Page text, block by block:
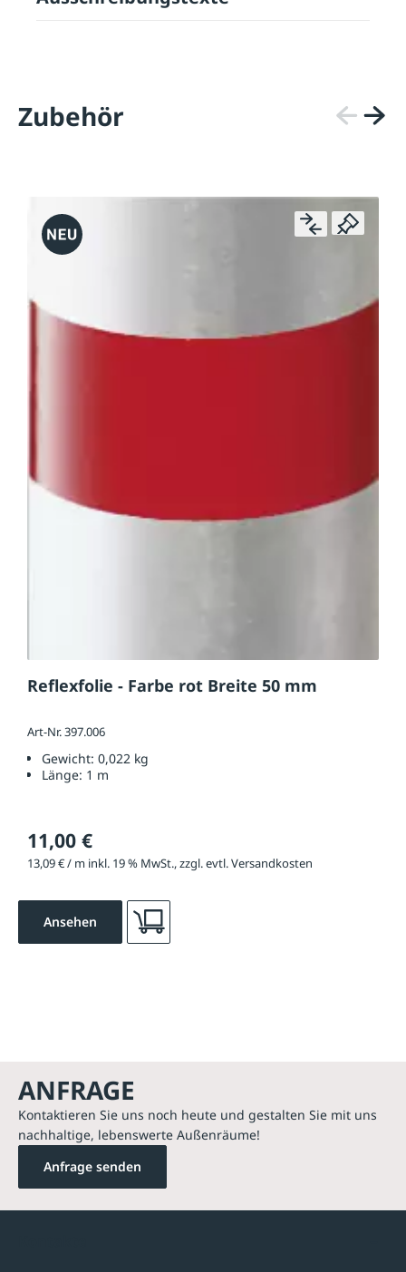
Zubehör
Reflexfolie - Farbe rot Breite 50 mm
Art-Nr. 397.006
Gewicht: 0,022 kg
Länge: 1 m
11,00 €
13,09 € / m inkl. 19 % MwSt., zzgl. evtl. Versandkosten
Ansehen
ANFRAGE
Kontaktieren Sie uns noch heute und gestalten Sie mit uns
nachhaltige, lebenswerte Außenräume!
Anfrage senden